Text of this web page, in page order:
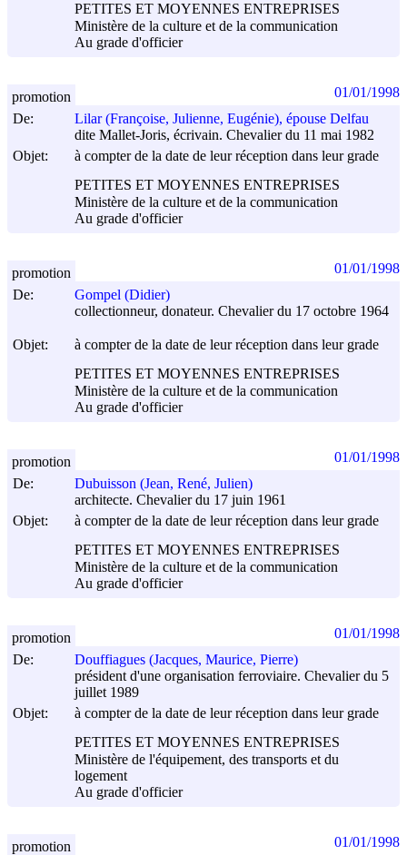
PETITES ET MOYENNES ENTREPRISES
Ministère de la culture et de la communication
Au grade d'officier
De:
Lilar (Françoise, Julienne, Eugénie), épouse Delfau
dite Mallet-Joris, écrivain. Chevalier du 11 mai 1982
Objet:
à compter de la date de leur réception dans leur grade
PETITES ET MOYENNES ENTREPRISES
Ministère de la culture et de la communication
Au grade d'officier
promotion 01/01/1998
De:
Gompel (Didier)
collectionneur, donateur. Chevalier du 17 octobre 1964
Objet:
à compter de la date de leur réception dans leur grade
PETITES ET MOYENNES ENTREPRISES
Ministère de la culture et de la communication
Au grade d'officier
promotion 01/01/1998
De:
Dubuisson (Jean, René, Julien)
architecte. Chevalier du 17 juin 1961
Objet:
à compter de la date de leur réception dans leur grade
PETITES ET MOYENNES ENTREPRISES
Ministère de la culture et de la communication
Au grade d'officier
promotion 01/01/1998
De:
Douffiagues (Jacques, Maurice, Pierre)
président d'une organisation ferroviaire. Chevalier du 5
juillet 1989
Objet:
à compter de la date de leur réception dans leur grade
PETITES ET MOYENNES ENTREPRISES
Ministère de l'équipement, des transports et du
logement
Au grade d'officier
promotion 01/01/1998
promotion 01/01/1998